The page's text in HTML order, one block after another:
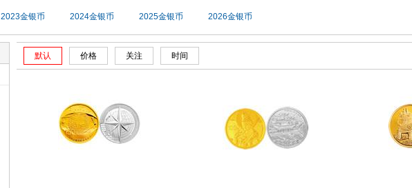
2023金银币 2024金银币 2025金银币 2026金银币
默认 价格 关注 时间